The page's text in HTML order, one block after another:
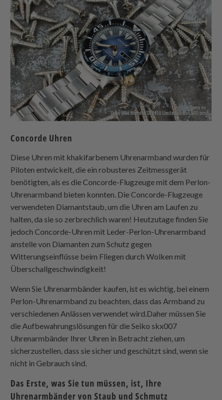
Concorde Uhren
Diese Uhren mit khakifarbenem Uhrenarmband wurden für
Piloten entwickelt, die ein robusteres Zeitmessgerät
benötigten, als es die Concorde-Flugzeuge mit dem Perlon-
Uhrenarmband bieten konnten. Die Concorde-Flugzeuge
verwendeten Diamantstaub, um die Uhren am Laufen zu
halten, da sie so zerbrechlich waren! Heutzutage finden Sie
jedoch Concorde-Uhren mit Leder-Perlon-Uhrenarmband
anstelle von Diamanten zum Schutz gegen
Witterungseinflüsse beim Fliegen durch Wolken mit
Überschallgeschwindigkeit!
Wenn Sie Uhrenarmbänder kaufen, ist es wichtig, bei einem
Perlon-Uhrenarmband zu beachten, dass das Armband zu
verschiedenen Anlässen verwendet wird.Daher müssen Sie
die Aufbewahrungslösungen für die Seiko skx007
Uhrenarmbänder Ihrer Uhren in Betracht ziehen, um
sicherzustellen, dass sie sicher und geschützt sind, wenn sie
nicht in Gebrauch sind.
Das Erste, was Sie tun müssen, ist, Ihre
Uhrenarmbänder von Staub und Schmutz